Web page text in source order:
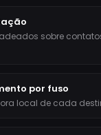
sobre
por fuso
local de cada